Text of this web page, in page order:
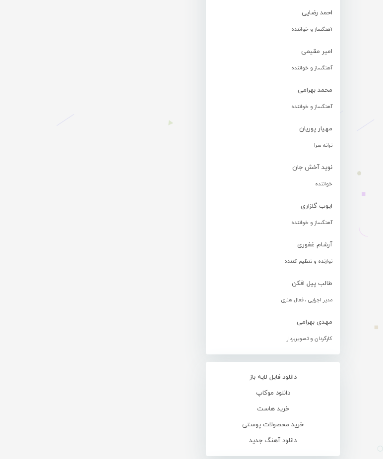
احمد رضایی
آهنگساز و خواننده
امیر مقیمی
آهنگساز و خواننده
محمد بهرامی
آهنگساز و خواننده
مهیار پوریان
ترانه سرا
نوید آخش جان
خواننده
ایوب گلزاری
آهنگساز و خواننده
آرشام غفوری
نوازنده و تنظیم کننده
طالب پیل افکن
مدیر اجرایی ، فعال هنری
مهدی بهرامی
کارگردان و تصویربردار
دانلود فایل لایه باز
دانلود موکاپ
خرید هاست
خرید محصولات پوستی
دانلود آهنگ جدید